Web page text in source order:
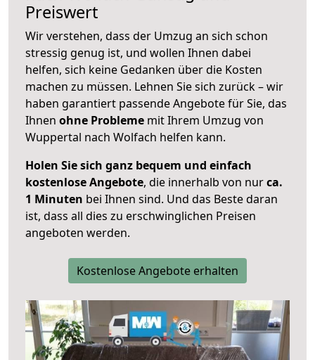
Preiswert
Wir verstehen, dass der Umzug an sich schon
stressig genug ist, und wollen Ihnen dabei
helfen, sich keine Gedanken über die Kosten
machen zu müssen. Lehnen Sie sich zurück – wir
haben garantiert passende Angebote für Sie, das
Ihnen ohne Probleme mit Ihrem Umzug von
Wuppertal nach Wolfach helfen kann.
Holen Sie sich ganz bequem und einfach
kostenlose Angebote, die innerhalb von nurca.
1 Minuten bei Ihnen sind. Und das Beste daran
ist, dass all dies zu erschwinglichen Preisen
angeboten werden.
Kostenlose Angebote erhalten